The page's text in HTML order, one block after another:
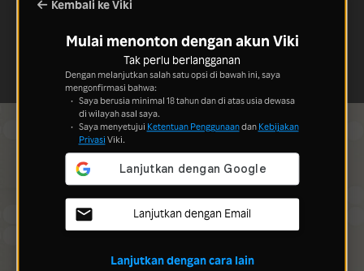
Kembali ke Viki
Mulai menonton dengan akun Viki
Tak perlu berlangganan
Dengan melanjutkan salah satu opsi di bawah ini, saya
mengonfirmasi bahwa:
Saya berusia minimal 18 tahun dan di atas usia dewasa
di wilayah asal saya.
Saya menyetujui Ketentuan Penggunaandan Kebijakan
Privasi Viki.
Lanjutkan dengan Email
Lanjutkan dengan cara lain